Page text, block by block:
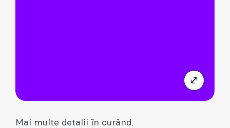
Mai multe detalii în curând.